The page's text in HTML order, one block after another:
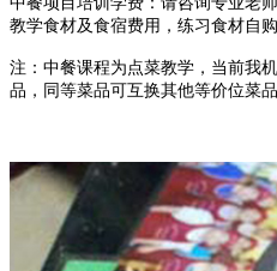
教学食材及食宿费用，练习食材自购
注：中餐课程为点菜教学，当前我
品，同等菜品可互换其他等价位菜